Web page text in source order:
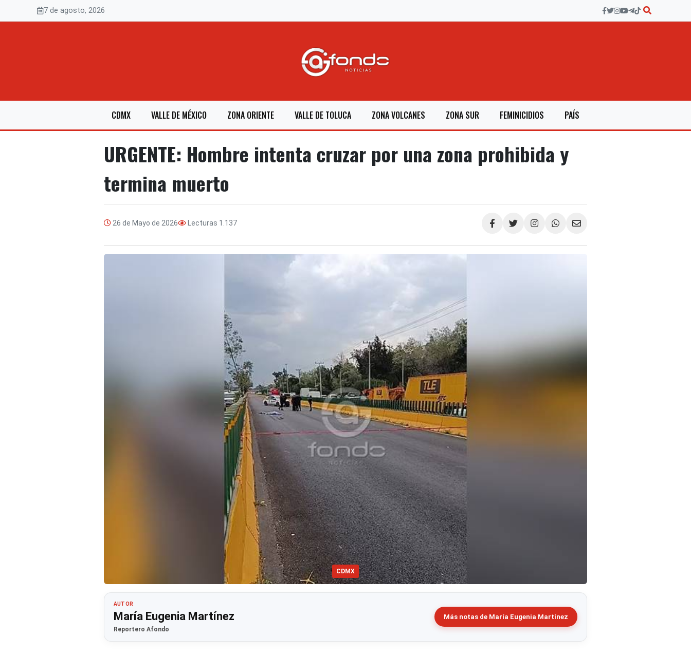
7 de agosto, 2026
CDMX VALLE DE MÉXICO ZONA ORIENTE VALLE DE TOLUCA ZONA VOLCANES ZONA SUR FEMINICIDIOS PAÍS
URGENTE: Hombre intenta cruzar por una zona prohibida y
termina muerto
26 de Mayo de 2026 Lecturas 1.137
Compartir
CDMX
AUTOR
María Eugenia Martínez
Reportero Afondo
Más notas de María Eugenia Martínez